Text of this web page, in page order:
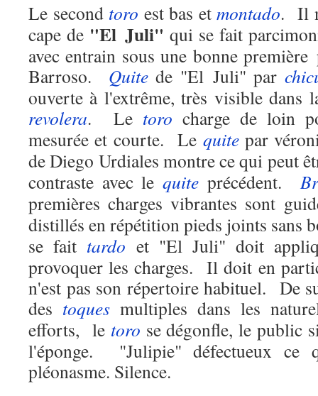
Le second toro est bas et montado. Il
cape de "El Juli" qui se fait
avec entrain sous une bonne
Barroso.
Quitede "El Juli" par
ouverte à l'extrême, très visible dans
revolera. Le toro charge de loin
mesurée et courte. Le quitepar
de Diego Urdiales montre ce qui peut
contraste avec lequite précédent.
premières charges vibrantes sont
distillés en répétition pieds joints sans
se fait tardo et "El Juli" doit
provoquer les charges. Il doit en
n'est pas son répertoire habituel. De
des toques multiples dans les
efforts, le toro se dégonfle, le public
l'éponge. "Julipie" défectueux
pléonasme. Silence.